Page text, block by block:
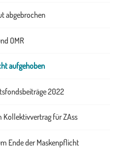
abgebrochen
OMR
aufgehoben
2022
Kollektivvertrag für ZAss
Ende der Maskenpflicht